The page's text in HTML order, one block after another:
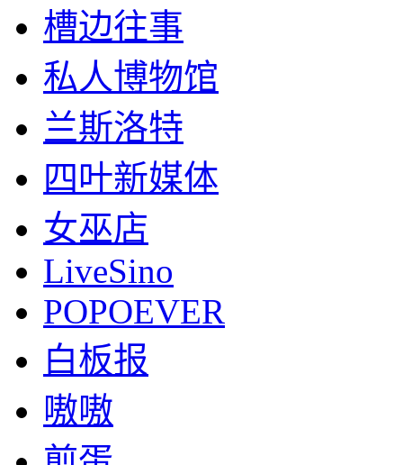
槽边往事
私人博物馆
兰斯洛特
四叶新媒体
女巫店
LiveSino
POPOEVER
白板报
嗷嗷